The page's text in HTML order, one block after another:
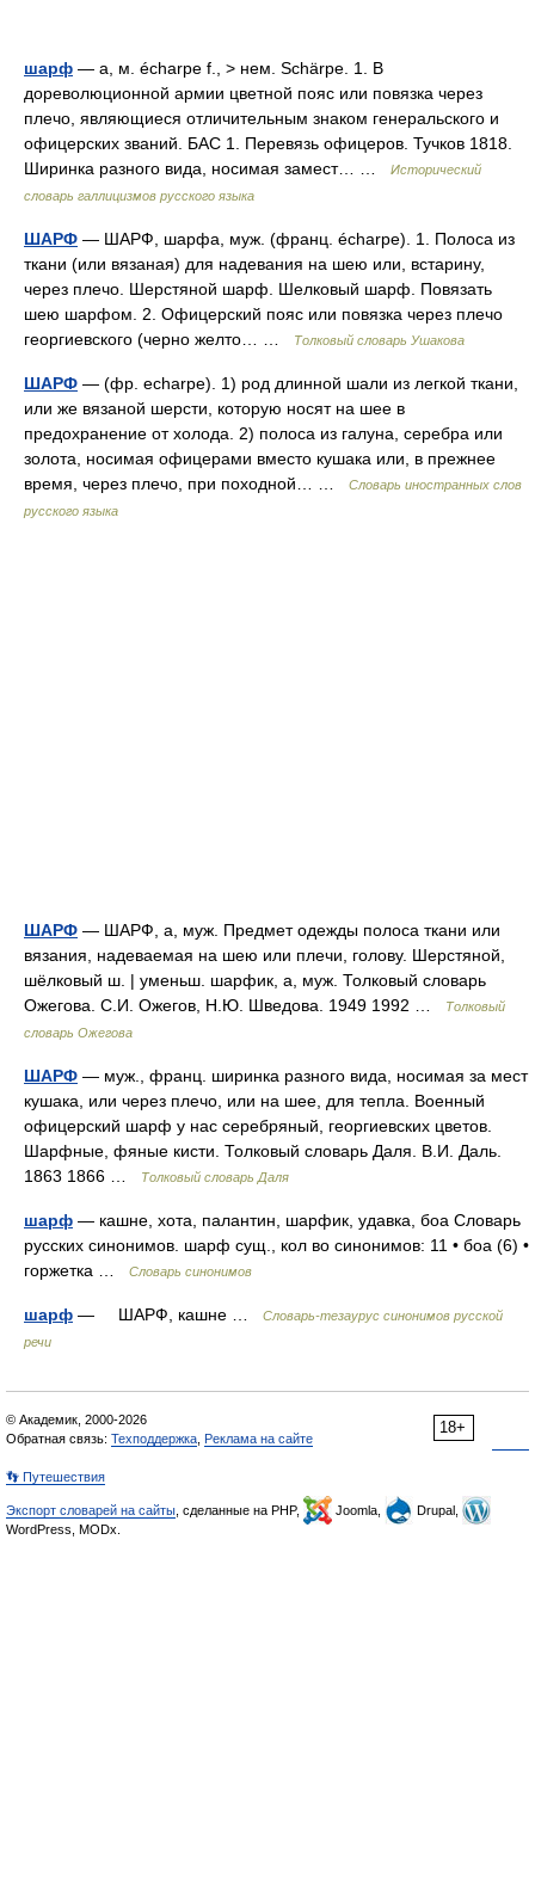
шарф — а, м. écharpe f., > нем. Schärpe. 1. В
дореволюционной армии цветной пояс или повязка через
плечо, являющиеся отличительным знаком генеральского и
офицерских званий. БАС 1. Перевязь офицеров. Тучков 1818.
Ширинка разного вида, носимая замест… …
Исторический
словарь галлицизмов русского языка
ШАРФ — ШАРФ, шарфа, муж. (франц. écharpe). 1. Полоса из
ткани (или вязаная) для надевания на шею или, встарину,
через плечо. Шерстяной шарф. Шелковый шарф. Повязать
шею шарфом. 2. Офицерский пояс или повязка через плечо
георгиевского (черно желто… …
Толковый словарь Ушакова
ШАРФ — (фр. echarpe). 1) род длинной шали из легкой ткани,
или же вязаной шерсти, которую носят на шее в
предохранение от холода. 2) полоса из галуна, серебра или
золота, носимая офицерами вместо кушака или, в прежнее
время, через плечо, при походной… …
Словарь иностранных слов
русского языка
ШАРФ — ШАРФ, а, муж. Предмет одежды полоса ткани или
вязания, надеваемая на шею или плечи, голову. Шерстяной,
шёлковый ш. | уменьш. шарфик, а, муж. Толковый словарь
Ожегова. С.И. Ожегов, Н.Ю. Шведова. 1949 1992 …
Толковый
словарь Ожегова
ШАРФ — муж., франц. ширинка разного вида, носимая за мест
кушака, или через плечо, или на шее, для тепла. Военный
офицерский шарф у нас серебряный, георгиевских цветов.
Шарфные, фяные кисти. Толковый словарь Даля. В.И. Даль.
1863 1866 …
Толковый словарь Даля
шарф — кашне, хота, палантин, шарфик, удавка, боа Словарь
русских синонимов. шарф сущ., кол во синонимов: 11 • боа (6) •
горжетка …
Словарь синонимов
шарф — ШАРФ, кашне …
Словарь-тезаурус синонимов русской
речи
18+
© Академик, 2000-2026
Обратная связь: Техподдержка Реклама на сайте
👣 Путешествия
Экспорт словарей на сайты , сделанные на PHP, Joomla,
Drupal,
WordPress, MODx.